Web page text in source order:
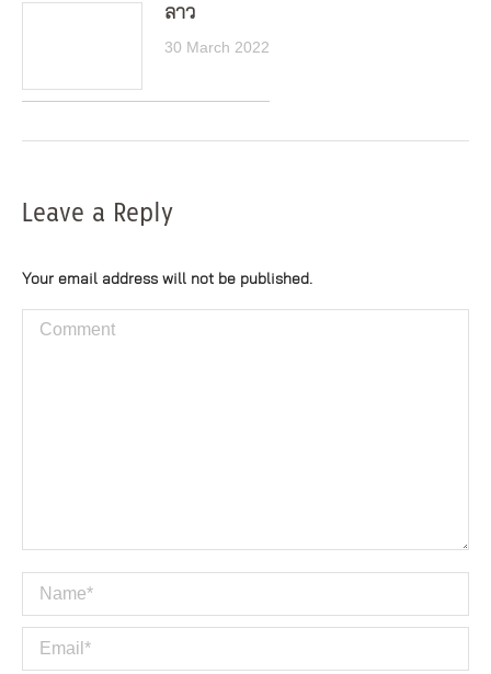
ลาว
30 March 2022
Leave a Reply
Your email address will not be published.
Comment
Name *
Email *